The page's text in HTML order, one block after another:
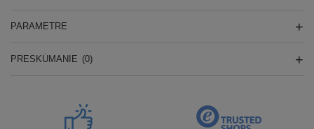
PARAMETRE
PRESKÚMANIE (0)